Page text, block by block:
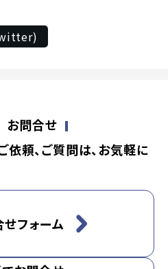
お問合せ
依頼、ご質問は、お気軽に
フォーム